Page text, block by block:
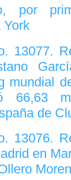
por
York
13077.
mundial
66,63
de
13076.
en